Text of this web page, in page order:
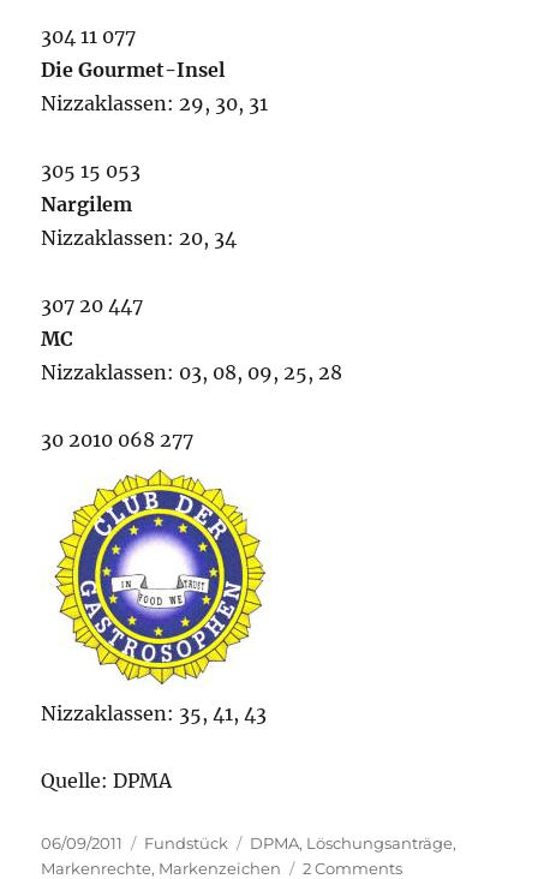
304 11 077
Die Gourmet-Insel
Nizzaklassen: 29, 30, 31
305 15 053
Nargilem
Nizzaklassen: 20, 34
307 20 447
MC
Nizzaklassen: 03, 08, 09, 25, 28
30 2010 068 277
Nizzaklassen: 35, 41, 43
Quelle: DPMA
Posted
on
06/09/2011 Categories
Fundstück Tags
DPMA, Löschungsanträge,
Markenrechte, Markenzeichen 2 Commentson